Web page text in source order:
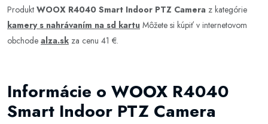
Produkt WOOX R4040 Smart Indoor PTZ Camera z kategórie
kamery s nahrávaním na sd kartu Môžete si kúpiť v internetovom
obchode alza.sk za cenu 41 €.
Informácie o WOOX R4040
Smart Indoor PTZ Camera